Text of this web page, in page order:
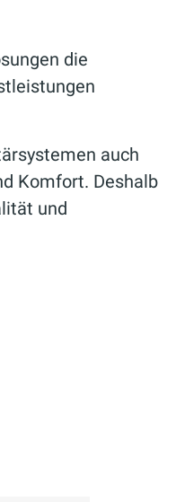
die
auch
Komfort. Deshalb
und